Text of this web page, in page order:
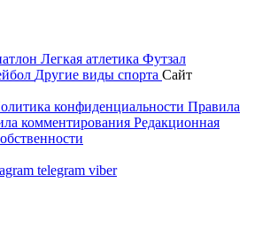
Легкая атлетика Футзал
Другие виды спорта Сайт
конфиденциальности Правила
комментирования Редакционная
telegram viber